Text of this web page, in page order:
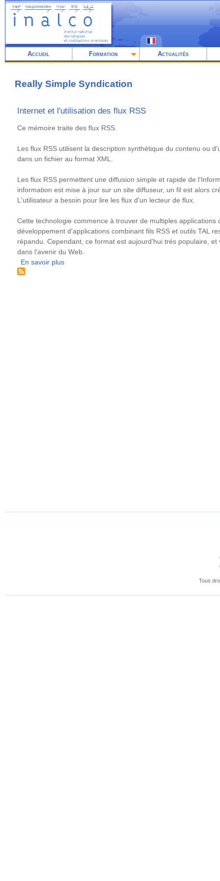
Aller
contenu
Accueil Formation Actualités
Really Simple Syndication
Internet et l'utilisation des flux RSS
Résumé
Ce mémoire traite des flux RSS.
Les flux RSS utilisent la description synthétique du contenu ou
dans un fichier au format XML.
Les flux RSS permettent une diffusion simple et rapide de
information est mise à jour sur un site diffuseur, un fil est alors
L'utilisateur a besoin pour lire les flux d'un lecteur de flux.
Cette technologie commence à trouver de multiples
développement d'applications combinant fils RSS et outils TAL
répandu. Cependant, ce format est aujourd'hui trés populaire,
dans l'avenir du Web.
En savoir plus
Tous